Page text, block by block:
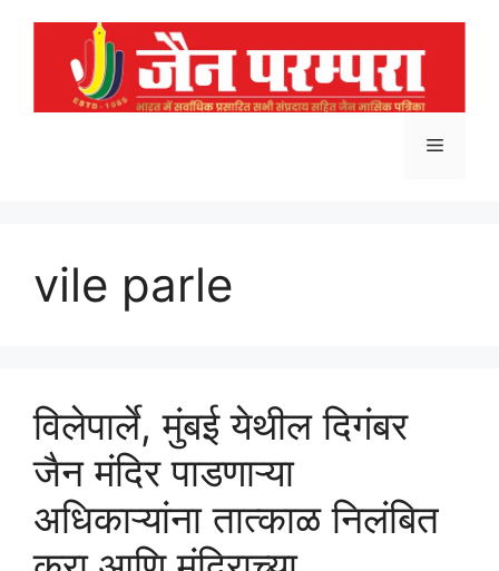
Menu
vile parle
विलेपार्ले, मुंबई येथील दिगंबर
जैन मंदिर पाडणाऱ्या
अधिकाऱ्यांना तात्काळ निलंबित